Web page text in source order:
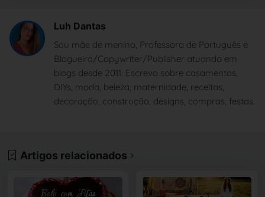
Luh Dantas
Sou mãe de menino, Professora de Português e
Blogueira/Copywriter/Publisher atuando em
blogs desde 2011. Escrevo sobre casamentos,
DIYs, moda, beleza, maternidade, receitas,
decoração, construção, designs, compras, festas.
Artigos relacionados